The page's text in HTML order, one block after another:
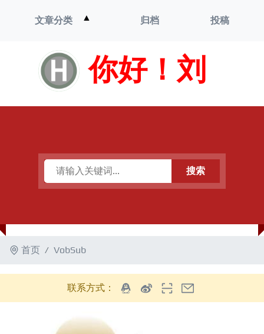
你好！刘
文章分类 ▲
单
归档 投稿
搜索
首页 VobSub
联系方式：